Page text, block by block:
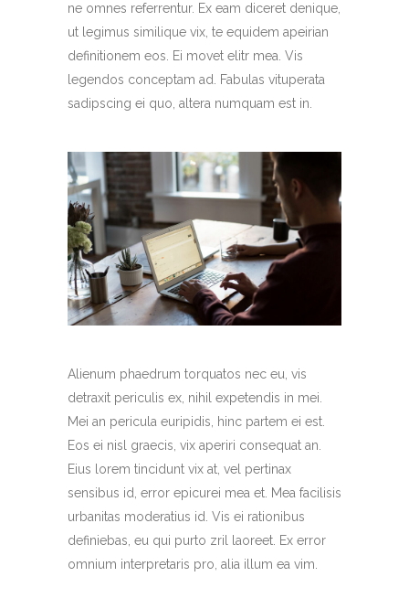
ne omnes referrentur. Ex eam diceret denique,
ut legimus similique vix, te equidem apeirian
definitionem eos. Ei movet elitr mea. Vis
legendos conceptam ad. Fabulas vituperata
sadipscing ei quo, altera numquam est in.
Alienum phaedrum torquatos nec eu, vis
detraxit periculis ex, nihil expetendis in mei.
Mei an pericula euripidis, hinc partem ei est.
Eos ei nisl graecis, vix aperiri consequat an.
Eius lorem tincidunt vix at, vel pertinax
sensibus id, error epicurei mea et. Mea facilisis
urbanitas moderatius id. Vis ei rationibus
definiebas, eu qui purto zril laoreet. Ex error
omnium interpretaris pro, alia illum ea vim.